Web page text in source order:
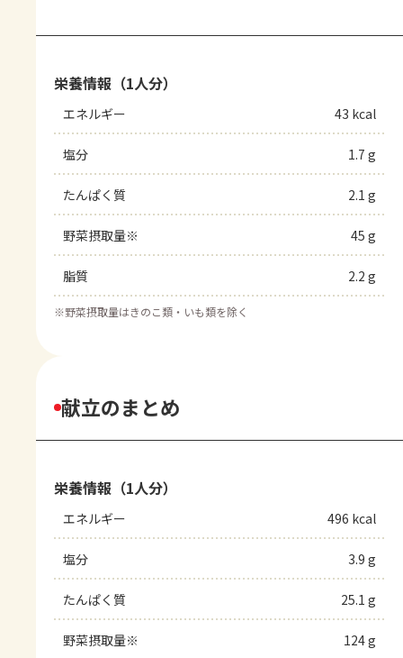
栄養情報（1人分）
エネルギー 43 kcal
塩分 1.7 g
たんぱく質 2.1 g
野菜摂取量※ 45 g
脂質 2.2 g
※野菜摂取量はきのこ類・いも類を除く
献立のまとめ
栄養情報（1人分）
エネルギー 496 kcal
塩分 3.9 g
たんぱく質 25.1 g
野菜摂取量※ 124 g